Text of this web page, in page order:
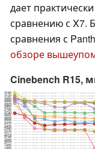
дает
сравнению с X7.
сравнения с
обзоре
Cinebench R15,
1950
2015
2080
2145
2210
2275
2340
2405
2470
2535
2600
2665
2730
2795
2860
2925
2990
3055
3120
3185